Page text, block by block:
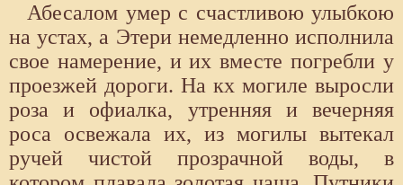
Абесалом умер с счастливою улыбкою
на устах, а Этери немедленно исполнила
свое намерение, и их вместе погребли у
проезжей дороги. На кх могиле выросли
роза и oфиалка, утренняя и вечерняя
роса освежала их, из могилы вытекал
ручей чистой прозрачной воды, в